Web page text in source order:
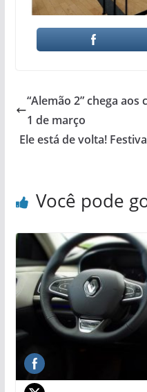
“Alemão 2” chega
1 de março
Ele está de volta!
Você pode